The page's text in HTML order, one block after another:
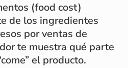
(food cost)
de los ingredientes
por ventas de
te muestra qué parte
el producto.